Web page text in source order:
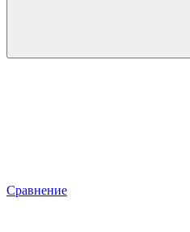
Сравнение